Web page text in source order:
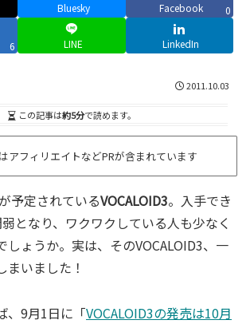
Bluesky Facebook 0
6 LINE LinkedIn
2011.10.03
この記事は約5分で読めます。
アフィリエイトなどPRが含まれています
予定されているVOCALOID3。入手でき
となり、ワクワクしている人も少なく
しょうか。実は、そのVOCALOID3、一
まいました！
、9月1日に「VOCALOID3の発売は10月